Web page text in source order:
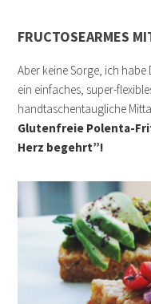
FRUCTOSEARMES
Aber keine Sorge, ich
ein einfaches, super-
handtaschentaugliche
Glutenfreie Polenta-
Herz begehrt”!